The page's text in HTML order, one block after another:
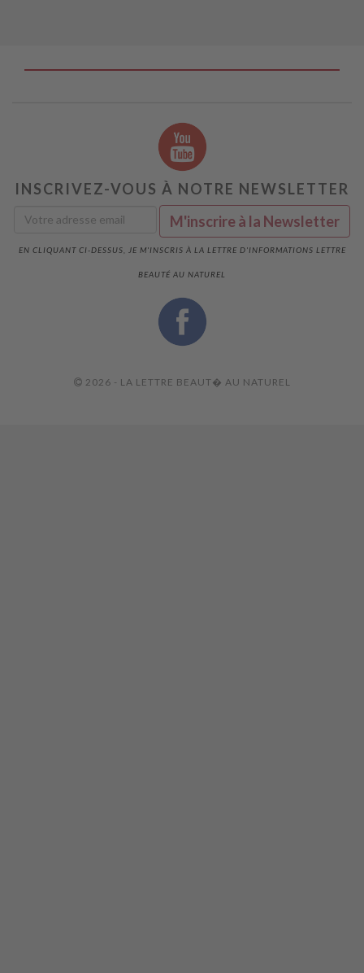
INSCRIVEZ-VOUS À NOTRE NEWSLETTER
EN CLIQUANT CI-DESSUS, JE M'INSCRIS À LA LETTRE D'INFORMATIONS LETTRE
BEAUTÉ AU NATUREL
2026 - LA LETTRE BEAUT� AU NATUREL